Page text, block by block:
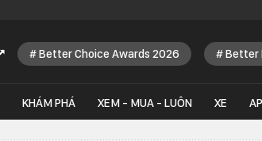
Better Choice Awards 2026 Better
KHÁM PHÁ XEM - MUA - LUÔN XE